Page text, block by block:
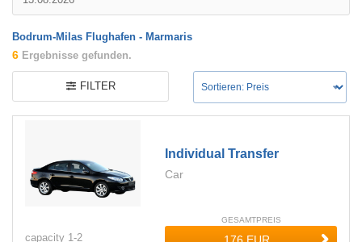
Bodrum-Milas Flughafen - Marmaris
6 Ergebnisse gefunden.
FILTER
Individual Transfer
Car
capacity 1-2
GESAMTPREIS